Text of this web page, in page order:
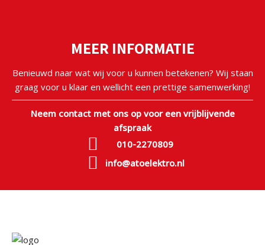
MEER INFORMATIE
Benieuwd naar wat wij voor u kunnen betekenen? Wij staan
graag voor u klaar en wellicht een prettige samenwerking!
Neem contact met ons op voor een vrijblijvende
afspraak
010-2270809
info@atoelektro.nl